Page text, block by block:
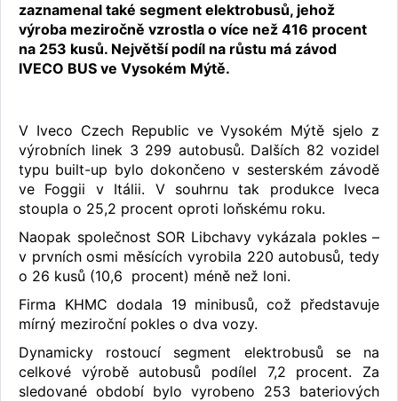
zaznamenal také segment elektrobusů, jehož
výroba meziročně vzrostla o více než 416 procent
na 253 kusů. Největší podíl na růstu má závod
IVECO BUS ve Vysokém Mýtě.
V Iveco Czech Republic ve Vysokém Mýtě sjelo z
výrobních linek 3 299 autobusů. Dalších 82 vozidel
typu built-up bylo dokončeno v sesterském závodě
ve Foggii v Itálii. V souhrnu tak produkce Iveca
stoupla o 25,2 procent oproti loňskému roku.
Naopak společnost SOR Libchavy vykázala pokles –
v prvních osmi měsících vyrobila 220 autobusů, tedy
o 26 kusů (10,6 procent) méně než loni.
Firma KHMC dodala 19 minibusů, což představuje
mírný meziroční pokles o dva vozy.
Dynamicky rostoucí segment elektrobusů se na
celkové výrobě autobusů podílel 7,2 procent. Za
sledované období bylo vyrobeno 253 bateriových